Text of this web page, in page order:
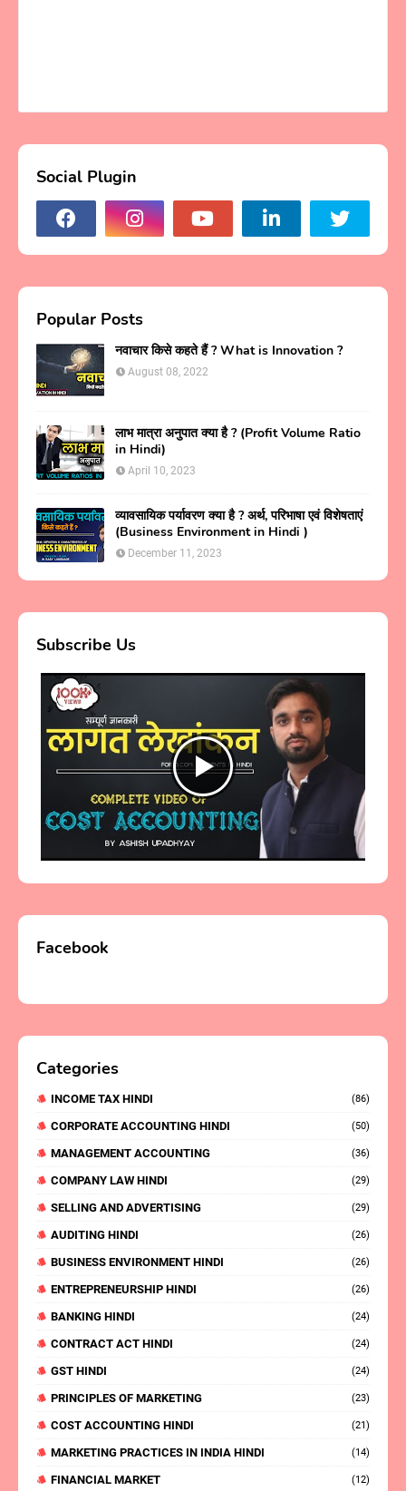
Social Plugin
Popular Posts
नवाचार किसे कहते हैं ? What is Innovation ?
August 08, 2022
लाभ मात्रा अनुपात क्या है ? (Profit Volume Ratio
in Hindi)
April 10, 2023
व्यावसायिक पर्यावरण क्या है ? अर्थ, परिभाषा एवं विशेषताएं
(Business Environment in Hindi )
December 11, 2023
Subscribe Us
Facebook
Categories
INCOME TAX HINDI (86)
CORPORATE ACCOUNTING HINDI (50)
MANAGEMENT ACCOUNTING (36)
COMPANY LAW HINDI (29)
SELLING AND ADVERTISING (29)
AUDITING HINDI (26)
BUSINESS ENVIRONMENT HINDI (26)
ENTREPRENEURSHIP HINDI (26)
BANKING HINDI (24)
CONTRACT ACT HINDI (24)
GST HINDI (24)
PRINCIPLES OF MARKETING (23)
COST ACCOUNTING HINDI (21)
MARKETING PRACTICES IN INDIA HINDI (14)
FINANCIAL MARKET (12)